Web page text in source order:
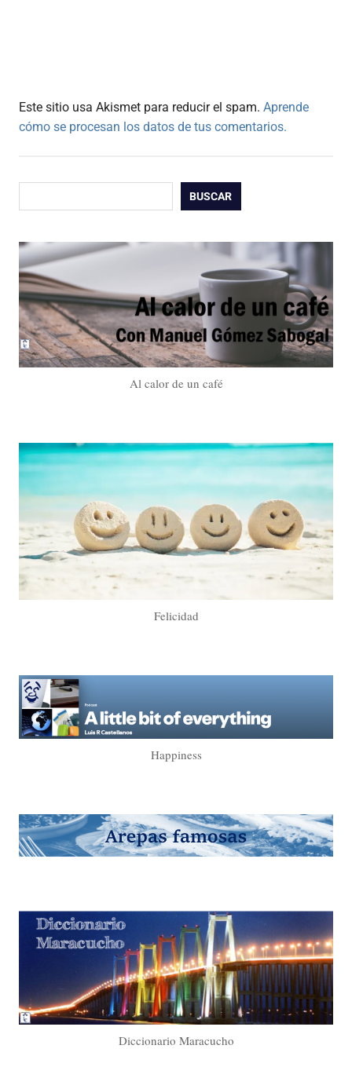
Este sitio usa Akismet para reducir el spam. Aprende
cómo se procesan los datos de tus comentarios.
BUSCAR
Al calor de un café
Felicidad
Happiness
Diccionario Maracucho